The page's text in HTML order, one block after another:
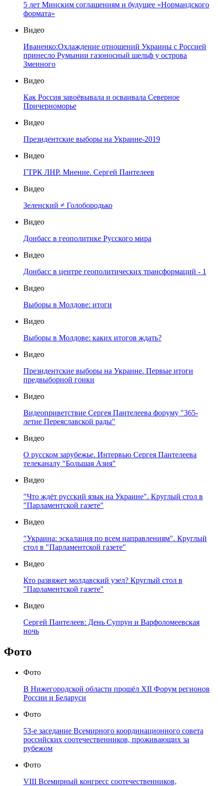
5 лет Минским соглашениям и будущее «Нормандского
формата»
Видео
Иваненко:Охлаждение отношений Украины с Россией
принесло Румынии газоносный шельф у острова
Змеиного
Видео
Как Россия завоёвывала и осваивала Северное
Причерноморье
Видео
Президентские выборы на Украине-2019
Видео
ГТРК ЛНР. Мнение. Сергей Пантелеев
Видео
Зеленский ≠ Голобородько
Видео
Донбасс в геополитике Русского мира
Видео
Донбасс в центре геополитических трансформаций - 1
Видео
Выборы в Молдове: итоги
Видео
Выборы в Молдове: каких итогов ждать?
Видео
Президентские выборы на Украине. Первые итоги
предвыборной гонки
Видео
Видеоприветствие Сергея Пантелеева форуму "365-
летие Переяславской рады"
Видео
О русском зарубежье. Интервью Сергея Пантелеева
телеканалу "Большая Азия"
Видео
"Что ждёт русский язык на Украине". Круглый стол в
"Парламентской газете"
Видео
"Украина: эскалация по всем направлениям". Круглый
стол в "Парламентской газете"
Видео
Кто развяжет молдавский узел? Круглый стол в
"Парламентской газете"
Видео
Сергей Пантелеев: День Супрун и Варфоломеевская
ночь
Фото
Фото
В Нижегородской области прошёл XII Форум регионов
России и Беларуси
Фото
53-е заседание Всемирного координационного совета
российских соотечественников, проживающих за
рубежом
Фото
VIII Всемирный конгресс соотечественников,